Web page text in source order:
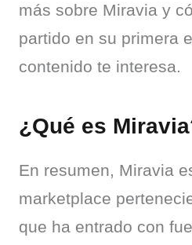
más sobre Miravia y
partido en su primera
contenido te interesa.
¿Qué es
En resumen, Miravia
marketplace
que ha entrado con